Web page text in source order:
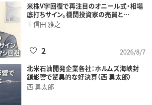
米株V字回復で再注目のオニール式・相場
底打ちサイン。機関投資家の売買と…
土信田 雅之
2026/8/7
2
北米石油開発企業各社：ホルムズ海峡封
鎖影響で驚異的な好決算（西 勇太郎）
西 勇太郎